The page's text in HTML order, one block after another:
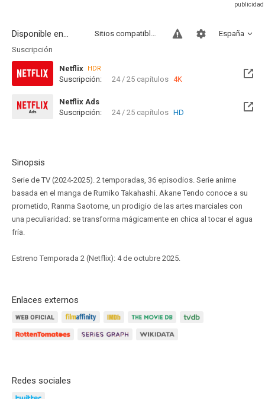
Disponible en... España
Sitios compatibles
Suscripción
Netflix HDR
Suscripción: 24 / 25 capítulos 4K
Netflix Ads
Suscripción:
24 / 25 capítulos HD
Sinopsis
Serie de TV (2024-2025). 2 temporadas, 36 episodios. Serie anime
basada en el manga de Rumiko Takahashi. Akane Tendo conoce a su
prometido, Ranma Saotome, un prodigio de las artes marciales con
una peculiaridad: se transforma mágicamente en chica al tocar el agua
fría.
Estreno Temporada 2 (Netflix): 4 de octubre 2025.
Enlaces externos
Redes sociales